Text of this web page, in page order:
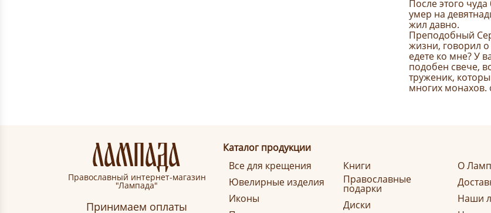
После этого
умер на
жил давно.
Преподобный
жизни, говорил
едете ко мне? У
подобен свече,
труженик,
многих монахов.
Православный интернет-магазин
"Лампада"
Принимаем оплаты
Каталог продукции
Все для крещения
Ювелирные изделия
Иконы
Книги
Православные
подарки
Диски
О
Наши